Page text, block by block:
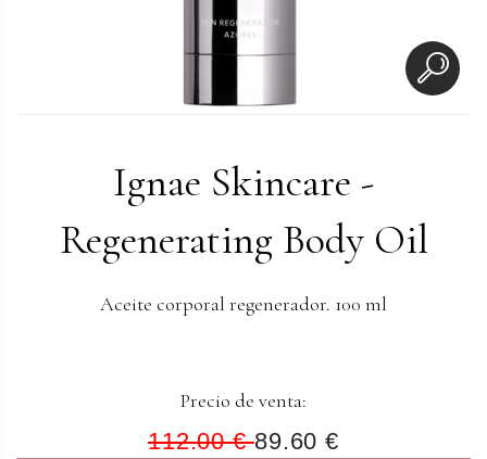
Ignae Skincare -
Regenerating Body Oil
Aceite corporal regenerador. 100 ml
Precio de venta:
112.00 €89.60 €